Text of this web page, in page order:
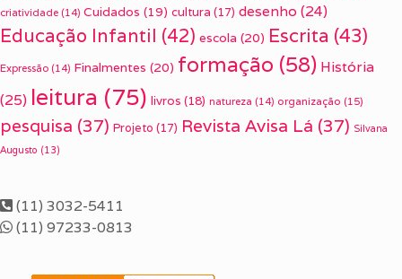
criatividade (14) Cuidados (19) cultura (17) desenho (24)
Educação Infantil (42) escola (20) Escrita (43)
Expressão (14) Finalmentes (20) formação (58) História
(25) leitura (75) livros (18) natureza (14) organização (15)
pesquisa (37) Projeto (17) Revista Avisa Lá (37) Silvana
Augusto (13)
(11) 3032-5411
(11) 97233-0813